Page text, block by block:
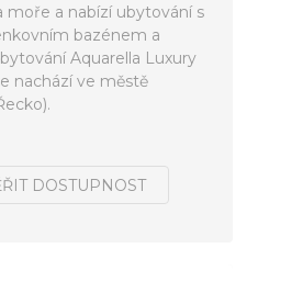
moře a nabízí ubytování s
bazénem a
Aquarella Luxury
nachází ve městě
DOSTUPNOST